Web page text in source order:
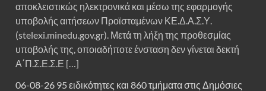
αποκλειστικώς ηλεκτρονικά και μέσω της εφαρμογής
υποβολής αιτήσεων Προϊσταμένων ΚΕ.Δ.Α.Σ.Υ.
(stelexi.minedu.gov.gr). Μετά τη λήξη της προθεσμίας
υποβολής της, οποιαδήποτε ένσταση δεν γίνεται δεκτή
Α΄Π.Σ.Ε.Σ.Ε […]
06-08-26 95 ειδικότητες και 860 τμήματα στις Δημόσιες